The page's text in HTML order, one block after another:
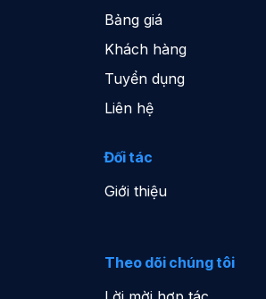
Bảng giá
Khách hàng
Tuyển dụng
Liên hệ
Đối tác
Giới thiệu
Theo dõi chúng tôi